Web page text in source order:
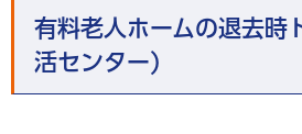
有料老人ホームの退去時
活センター)